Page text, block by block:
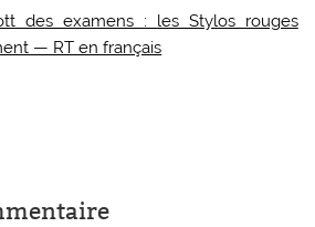
des examens : les Stylos rouges
— RT en français